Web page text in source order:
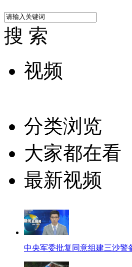
搜 索
视频
分类浏览
大家都在看
最新视频
中央军委批复同意组建三沙警